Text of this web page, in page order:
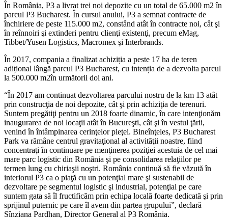
În România, P3 a livrat trei noi depozite cu un total de 65.000 m2 în
parcul P3 Bucharest. În cursul anului, P3 a semnat contracte de
închiriere de peste 115.000 m2, constând atât în contracte noi, cât şi
în reînnoiri şi extinderi pentru clienţi existenţi, precum eMag,
Tibbet/Yusen Logistics, Macromex şi Interbrands.
În 2017, compania a finalizat achiziția a peste 17 ha de teren
adițional lângă parcul P3 Bucharest, cu intenția de a dezvolta parcul
la 500.000 m2în următorii doi ani.
“În 2017 am continuat dezvoltarea parcului nostru de la km 13 atât
prin construcţia de noi depozite, cât şi prin achiziţia de terenuri.
Suntem pregătiţi pentru un 2018 foarte dinamic, în care intenţionăm
inaugurarea de noi locaţii atât în Bucureşti, cât şi în vestul ţării,
venind în întâmpinarea cerinţelor pieţei. Bineînţeles, P3 Bucharest
Park va rămâne centrul gravitaţional al activităţii noastre, fiind
concentraţi în continuare pe menţinerea poziţiei acestuia de cel mai
mare parc logistic din România şi pe consolidarea relaţiilor pe
termen lung cu chiriaşii noştri. România continuă să fie văzută în
interiorul P3 ca o piaţă cu un potenţial mare şi sustenabil de
dezvoltare pe segmentul logistic şi industrial, potenţial pe care
suntem gata să îl fructificăm prin echipa locală foarte dedicată şi prin
sprijinul puternic pe care îl avem din partea grupului”, declară
Sînziana Pardhan, Director General al P3 România.